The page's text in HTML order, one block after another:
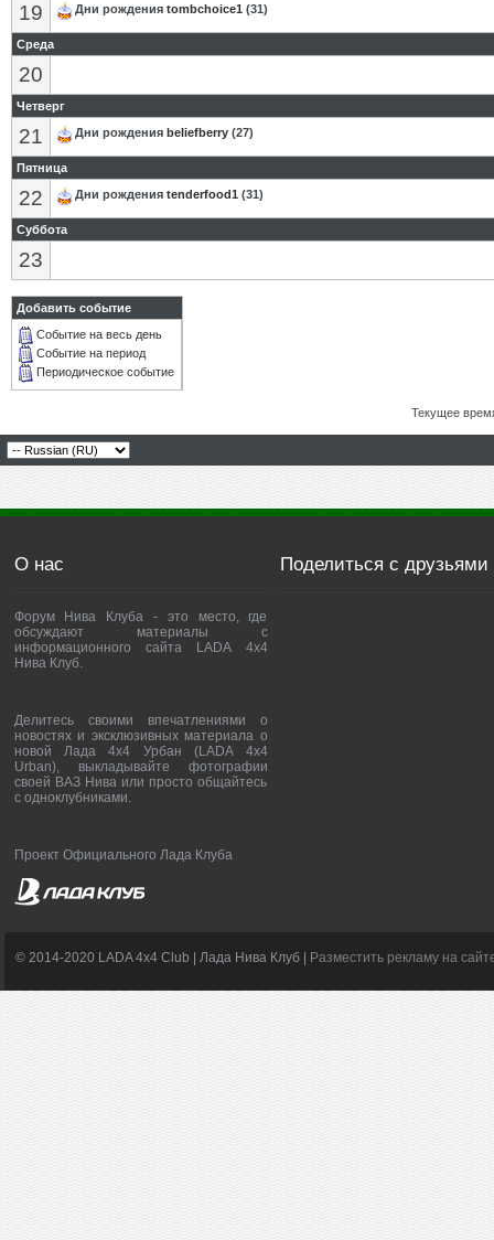
19 Дни рождения tombchoice1 (31)
Среда
20
Четверг
21 Дни рождения beliefberry (27)
Пятница
22 Дни рождения tenderfood1 (31)
Суббота
23
Добавить событие
Событие на весь день
Событие на период
Периодическое событие
Текущее
О нас
Форум Нива Клуба - это место, где
обсуждают материалы с
информационного сайта LADA 4x4
Нива Клуб.
Делитесь своими впечатлениями о
новостях и эксклюзивных материала о
новой Лада 4х4 Урбан (LADA 4x4
Urban), выкладывайте фотографии
своей ВАЗ Нива или просто общайтесь
с одноклубниками.
Проект Официального Лада Клуба
Поделиться с друзьями
© 2014-2020 LADA 4x4 Club | Лада Нива Клуб | Разместить рекламу на